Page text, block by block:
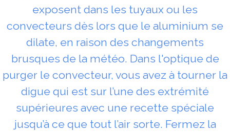
exposent dans les tuyaux ou les
convecteurs dès lors que le aluminium se
dilate, en raison des changements
brusques de la météo. Dans l'optique de
purger le convecteur, vous avez à tourner la
digue qui est sur l’une des extrémité
supérieures avec une recette spéciale
jusqu’à ce que tout l’air sorte. Fermez la